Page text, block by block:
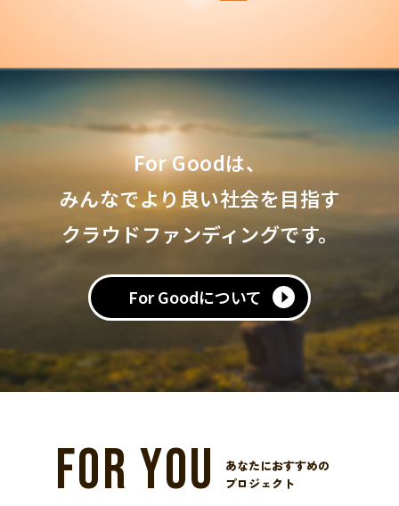
For Goodは、
みんなでより良い社会を目指す
クラウドファンディングです。
For Goodについて
FOR YOU
あなたにおすすめの
プロジェクト